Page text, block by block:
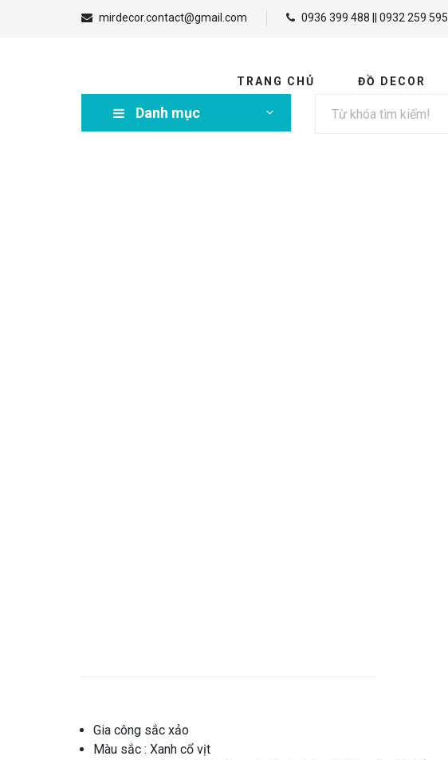
mirdecor.contact@gmail.com 0936 399 488 || 0932 259 595
TRANG CHỦ ĐỒ DECOR
Danh mục
Gia công sắc xảo
Màu sắc : Xanh cổ vịt